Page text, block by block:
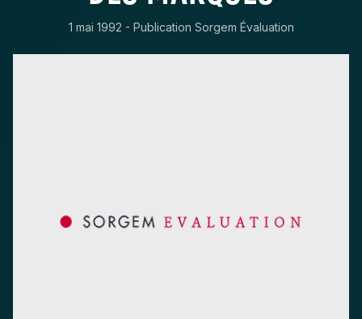
1 mai 1992 - Publication Sorgem Évaluation